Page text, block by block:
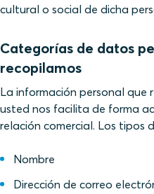
cultural o social de dicha
Categorías de datos
recopilamos
La información personal que
usted nos facilita de forma
relación comercial. Los tipos
Nombre
Dirección de correo